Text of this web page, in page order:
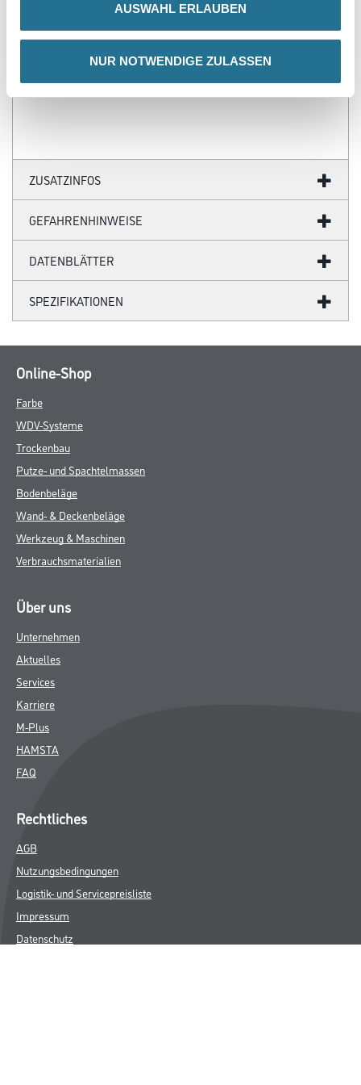
AUSWAHL ERLAUBEN
NUR NOTWENDIGE ZULASSEN
- Aussparung für das LED-Lichtband auf der Rückseite
- Für Feuchträume geeignet mit der richtigen LED-Beleuchtung
ZUSATZINFOS
GEFAHRENHINWEISE
DATENBLÄTTER
SPEZIFIKATIONEN
Online-Shop
Farbe
WDV-Systeme
Trockenbau
Putze- und Spachtelmassen
Bodenbeläge
Wand- & Deckenbeläge
Werkzeug & Maschinen
Verbrauchsmaterialien
Über uns
Unternehmen
Aktuelles
Services
Karriere
M-Plus
HAMSTA
FAQ
Rechtliches
AGB
Nutzungsbedingungen
Logistik- und Servicepreisliste
Impressum
Datenschutz